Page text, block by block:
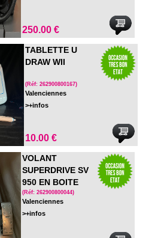
250.00 €
TABLETTE U
DRAW WII
(Réf: 262900800167)
Valenciennes
>+infos
10.00 €
VOLANT
SUPERDRIVE SV
950 EN BOITE
(Réf: 262900800044)
Valenciennes
>+infos